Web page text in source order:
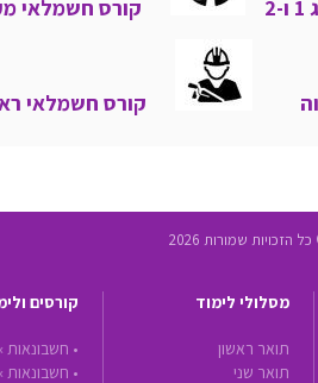
קורס חשמלאי
קורס חשמלאי
מסלולי לימוד
תואר ראשון
תואר שני
קורסים
• חשבונאות
• חשבונאות